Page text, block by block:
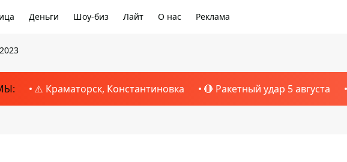
Деньги Шоу-биз Лайт О нас Реклама
⚠️ Краматорск, Константиновка 🔴 Ракетный удар 5 августа